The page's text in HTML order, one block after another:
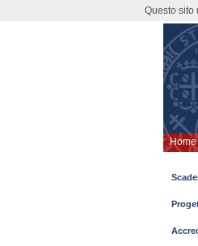
Home
Questo sito